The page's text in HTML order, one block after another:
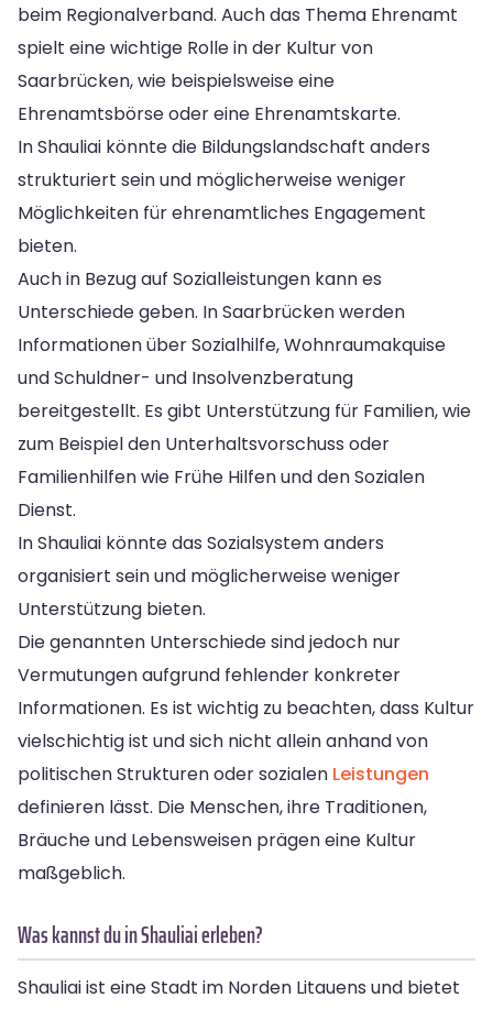
beim Regionalverband. Auch das Thema Ehrenamt
spielt eine wichtige Rolle in der Kultur von
Saarbrücken, wie beispielsweise eine
Ehrenamtsbörse oder eine Ehrenamtskarte.
In Shauliai könnte die Bildungslandschaft anders
strukturiert sein und möglicherweise weniger
Möglichkeiten für ehrenamtliches Engagement
bieten.
Auch in Bezug auf Sozialleistungen kann es
Unterschiede geben. In Saarbrücken werden
Informationen über Sozialhilfe, Wohnraumakquise
und Schuldner- und Insolvenzberatung
bereitgestellt. Es gibt Unterstützung für Familien, wie
zum Beispiel den Unterhaltsvorschuss oder
Familienhilfen wie Frühe Hilfen und den Sozialen
Dienst.
In Shauliai könnte das Sozialsystem anders
organisiert sein und möglicherweise weniger
Unterstützung bieten.
Die genannten Unterschiede sind jedoch nur
Vermutungen aufgrund fehlender konkreter
Informationen. Es ist wichtig zu beachten, dass Kultur
vielschichtig ist und sich nicht allein anhand von
politischen Strukturen oder sozialen Leistungen
definieren lässt. Die Menschen, ihre Traditionen,
Bräuche und Lebensweisen prägen eine Kultur
maßgeblich.
Was kannst du in Shauliai erleben?
Shauliai ist eine Stadt im Norden Litauens und bietet